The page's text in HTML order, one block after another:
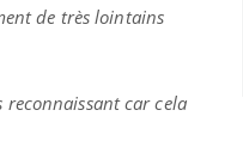
de très lointains
car cela
mise sur le bien